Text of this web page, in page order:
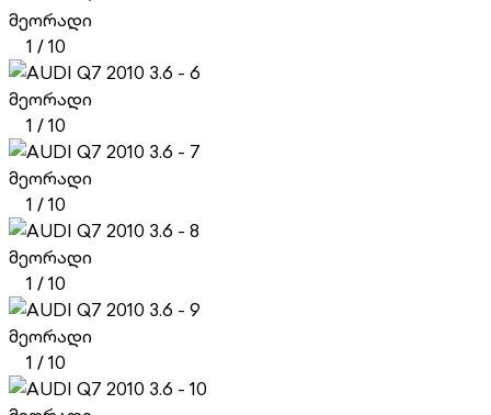
მეორადი
1 /10
მეორადი
1 /10
მეორადი
1 /10
მეორადი
1 /10
მეორადი
1 /10